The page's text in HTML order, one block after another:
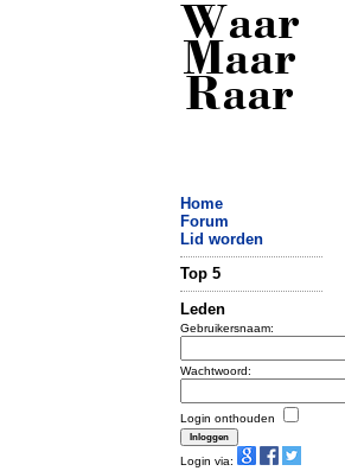
Waar
Maar
Raar
Home
Forum
Lid worden
Top 5
Leden
Gebruikersnaam:
Wachtwoord:
Login onthouden
Login via: